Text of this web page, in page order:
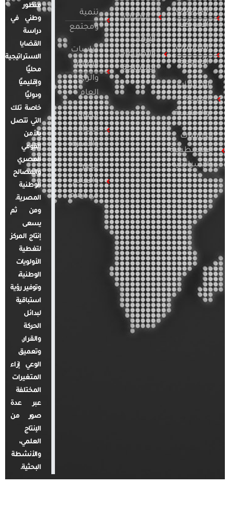
الدراسات
الأمريكية
الدراسات
الأوروبية
الدراسات
العربية
والإقليمية
الدراسات
الفلسطينية
والإسرائيلية
التطرف
الإرهاب
والصراعات
المسلحة
تنمية
ومجتمع
دراسات
الإعلام
والرأي
العام
قضايا
المرأة
والأسرة
مصر
والعالم
في أرقام
منظور
وطني في
دراسة
القضايا
الاستراتيجية
محليًا
وإقليميًا
ودوليًا
خاصة تلك
التي تتصل
بالأمن
القومي
المصري
والمصالح
الوطنية
المصرية.
ومن ثم
يسعى
إنتاج المركز
لتغطية
الأولويات
الوطنية،
وتوفير رؤية
استباقية
لبدائل
الحركة
والقرار.
وتعميق
الوعي إزاء
المتغيرات
المختلفة
عبر عدة
صور من
الإنتاج
العلمي،
والأنشطة
البحثية.